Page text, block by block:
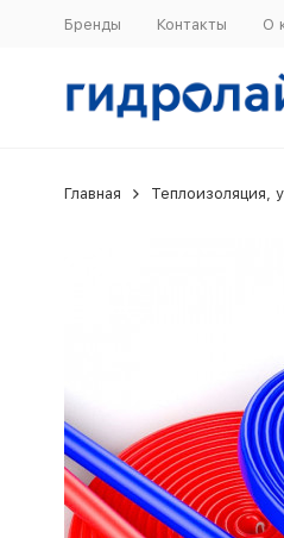
Бренды Контакты О
Главная Теплоизоляция,